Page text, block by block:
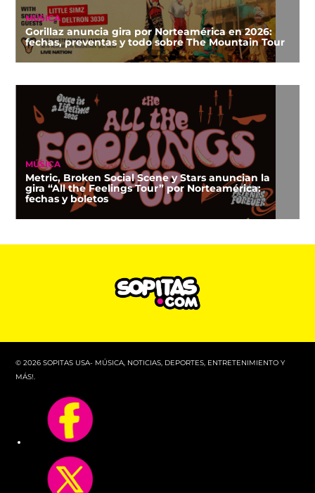
MÚSICA
Gorillaz anuncia gira por Norteamérica en 2026:
fechas, preventas y todo sobre The Mountain Tour
MÚSICA
Metric, Broken Social Scene y Stars anuncian la
gira “All the Feelings Tour” por Norteamérica:
fechas y boletos
© 2026 SOPITAS USA- MÚSICA, NOTICIAS, DEPORTES, ENTRETENIMIENTO Y
MÁS!.